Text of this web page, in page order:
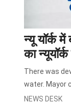
न्यू यॉर्क
का
There was
water. Mayor
NEWS DESK